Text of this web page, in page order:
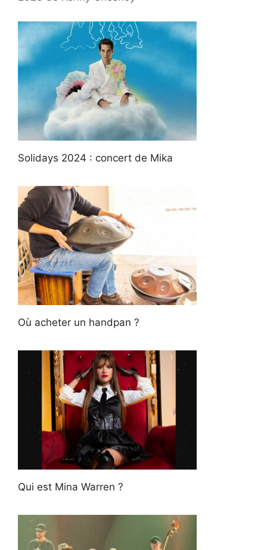
Solidays 2024 : concert de Mika
Où acheter un handpan ?
Qui est Mina Warren ?